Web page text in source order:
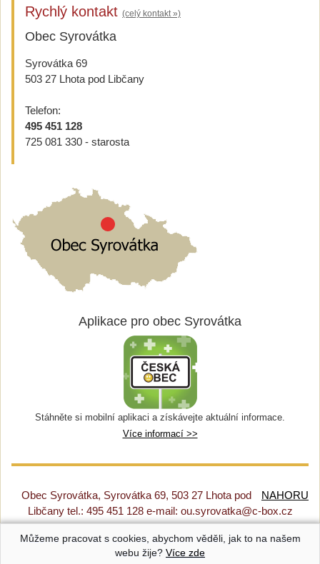
Rychlý kontakt (celý kontakt »)
Obec Syrovátka
Syrovátka 69
503 27 Lhota pod Libčany
Telefon:
495 451 128
725 081 330 - starosta
Aplikace pro obec Syrovátka
Stáhněte si mobilní aplikaci a získávejte aktuální informace.
Více informací >>
NAHORU
Obec Syrovátka, Syrovátka 69, 503 27 Lhota pod
Libčany tel.: 495 451 128 e-mail: ou.syrovatka@c-box.cz
Prohlášení o přístupnosti|Původní web|Nastavení cookies
Můžeme pracovat s cookies, abychom věděli, jak to na našem
webu žije? Více zde